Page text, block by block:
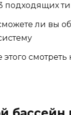
подходящих
ли вы
этого